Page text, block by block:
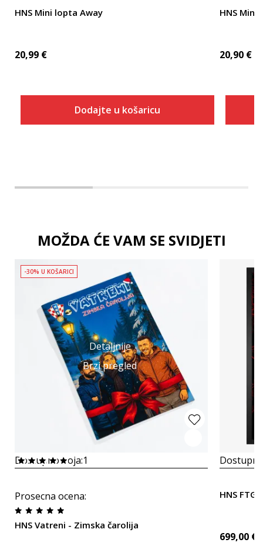
HNS Mini lopta Away
20,99 €
Dodajte u košaricu
HNS Mini
20,90 €
MOŽDA ĆE VAM SE SVIDJETI
Detaljnije
Brzi pregled
-30% U KOŠARICI
Dostupno boja:1
Prosecna ocena:
HNS Vatreni - Zimska čarolija
HNS FTG
699,00 €